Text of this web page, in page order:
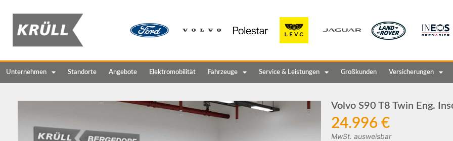
Unternehmen Standorte Angebote Elektromobilität Fahrzeuge Service & Leistungen Großkunden Versicherungen
Volvo S90 T8 Twin Eng.
24.996 €
MwSt. ausweisbar